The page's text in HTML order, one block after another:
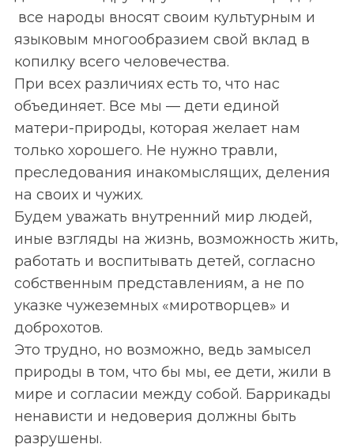
все народы вносят своим культурным и
языковым многообразием свой вклад в
копилку всего человечества.
При всех различиях есть то, что нас
объединяет. Все мы — дети единой
матери-природы, которая желает нам
только хорошего. Не нужно травли,
преследования инакомыслящих, деления
на своих и чужих.
Будем уважать внутренний мир людей,
иные взгляды на жизнь, возможность жить,
работать и воспитывать детей, согласно
собственным представлениям, а не по
указке чужеземных «миротворцев» и
доброхотов.
Это трудно, но возможно, ведь замысел
природы в том, что бы мы, ее дети, жили в
мире и согласии между собой. Баррикады
ненависти и недоверия должны быть
разрушены.